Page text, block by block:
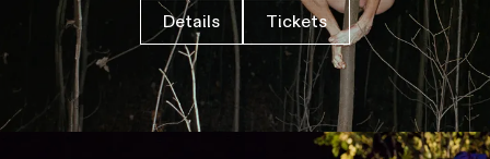
Details Tickets